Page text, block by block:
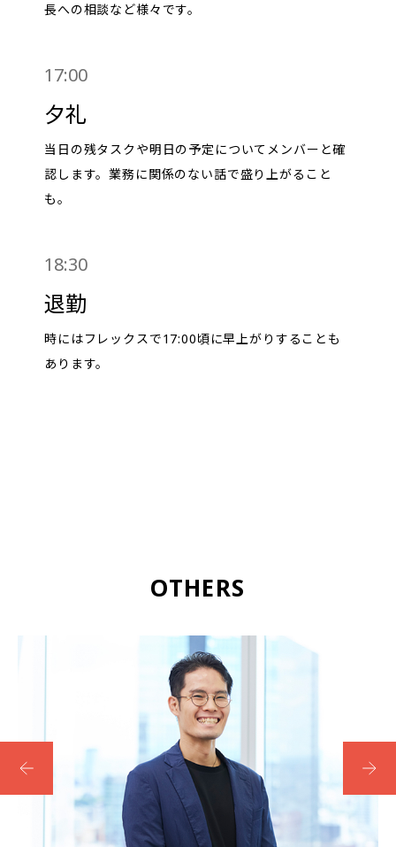
長への相談など様々です。
17:00
夕礼
当日の残タスクや明日の予定についてメンバーと確
認します。業務に関係のない話で盛り上がること
も。
18:30
退勤
時にはフレックスで17:00頃に早上がりすることも
あります。
OTHERS